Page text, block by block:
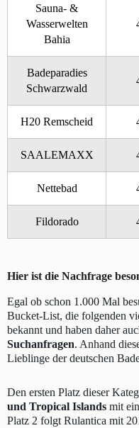
Sauna- &
Wasserwelten
Bahia
Badeparadies
Schwarzwald
H20 Remscheid
SAALEMAXX
Nettebad
Fildorado
Hier ist die Nachfrage
Egal ob schon 1.000 Mal
Bucket-List, die folgenden
bekannt und haben daher
Suchanfragen. Anhand
Lieblinge der deutschen
Den ersten Platz dieser
und Tropical Islands mit
Platz 2 folgt Rulantica mit